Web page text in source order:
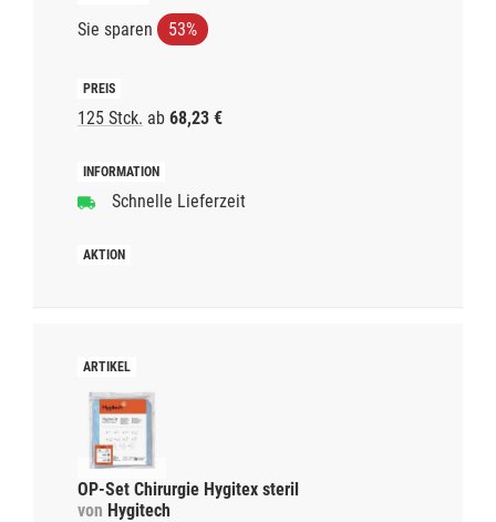
Sie sparen 53%
125 Stck. ab 68,23 €
Schnelle Lieferzeit
OP-Set Chirurgie Hygitex steril
von Hygitech